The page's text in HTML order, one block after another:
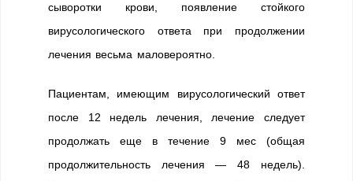
сыворотки крови, появление стойкого
вирусологического ответа при продолжении
лечения весьма маловероятно.
Пациентам, имеющим вирусологический ответ
после 12 недель лечения, лечение следует
продолжать еще в течение 9 мес (общая
продолжительность лечения — 48 недель).